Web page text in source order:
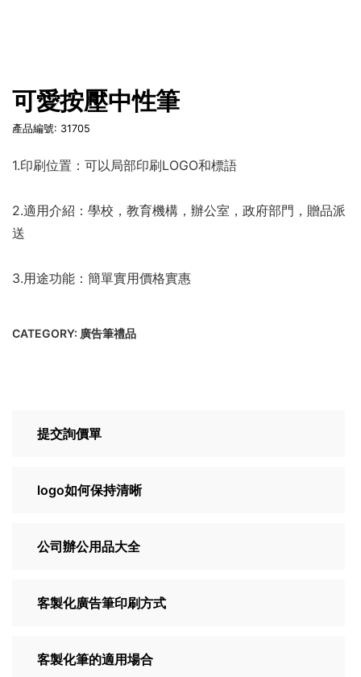
可愛按壓中性筆
產品編號: 31705
1.印刷位置：可以局部印刷LOGO和標語
2.適用介紹：學校，教育機構，辦公室，政府部門，贈品派
送
3.用途功能：簡單實用價格實惠
CATEGORY: 廣告筆禮品
提交詢價單
logo如何保持清晰
公司辦公用品大全
客製化廣告筆印刷方式
客製化筆的適用場合